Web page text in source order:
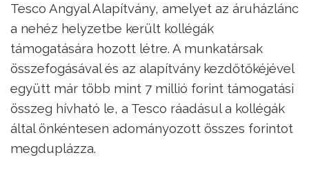
Tesco Angyal Alapítvány, amelyet az áruházlánc
a nehéz helyzetbe került kollégák
támogatására hozott létre. A munkatársak
összefogásával és az alapítvány kezdőtőkéjével
együtt már több mint 7 millió forint támogatási
összeg hívható le, a Tesco ráadásul a kollégák
által önkéntesen adományozott összes forintot
megduplázza.